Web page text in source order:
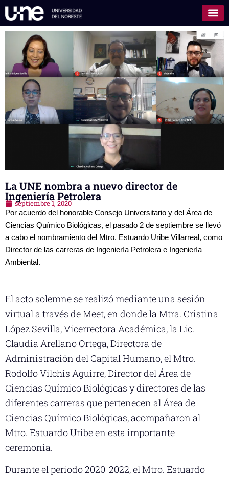
La UNE nombra a nuevo director de
Ingeniería Petrolera
septiembre 1, 2020
Por acuerdo del honorable Consejo Universitario y del Área de
Ciencias Químico Biológicas, el pasado 2 de septiembre se llevó
a cabo el nombramiento del Mtro. Estuardo Uribe Villarreal, como
Director de las carreras de Ingeniería Petrolera e Ingeniería
Ambiental.
El acto solemne se realizó mediante una sesión
virtual a través de Meet, en donde la Mtra. Cristina
López Sevilla, Vicerrectora Académica, la Lic.
Claudia Arellano Ortega, Directora de
Administración del Capital Humano, el Mtro.
Rodolfo Vilchis Aguirre, Director del Área de
Ciencias Químico Biológicas y directores de las
diferentes carreras que pertenecen al Área de
Ciencias Químico Biológicas, acompañaron al
Mtro. Estuardo Uribe en esta importante
ceremonia.
Durante el periodo 2020-2022, el Mtro. Estuardo